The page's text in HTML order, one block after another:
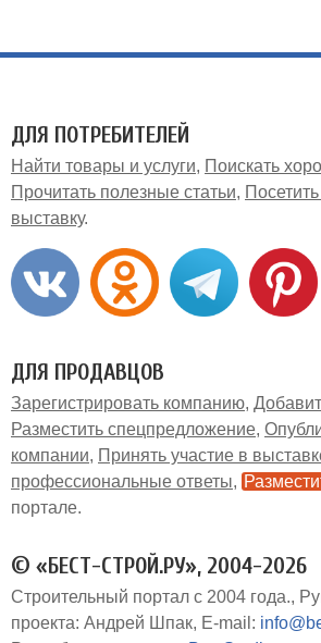
ДЛЯ ПОТРЕБИТЕЛЕЙ
Найти товары и услуги
Поискать
Прочитать полезные статьи
выставку
ДЛЯ ПРОДАВЦОВ
Зарегистрировать компанию
Разместить спецпредложение
компании
Принять участие в
профессиональные ответы
портале
© «БЕСТ-СТРОЙ.РУ», 2004-2026
Строительный портал с 2004 года.
проекта: Андрей Шпак E-mail: